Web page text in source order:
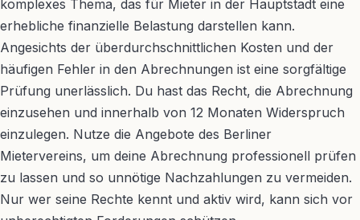
komplexes Thema, das für Mieter in der Hauptstadt eine
erhebliche finanzielle Belastung darstellen kann.
Angesichts der überdurchschnittlichen Kosten und der
häufigen Fehler in den Abrechnungen ist eine sorgfältige
Prüfung unerlässlich. Du hast das Recht, die Abrechnung
einzusehen und innerhalb von 12 Monaten Widerspruch
einzulegen. Nutze die Angebote des Berliner
Mietervereins, um deine Abrechnung professionell prüfen
zu lassen und so unnötige Nachzahlungen zu vermeiden.
Nur wer seine Rechte kennt und aktiv wird, kann sich vor